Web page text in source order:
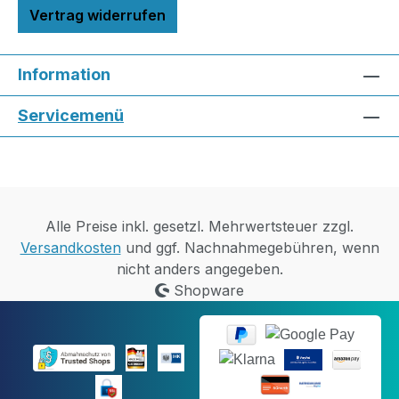
Vertrag widerrufen
Information
Servicemenü
Alle Preise inkl. gesetzl. Mehrwertsteuer zzgl.
Versandkostenund ggf. Nachnahmegebühren, wenn
nicht anders angegeben.
Shopware